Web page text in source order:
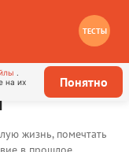
ТЕСТЫ
на их
Понятно
жизнь, помечтать